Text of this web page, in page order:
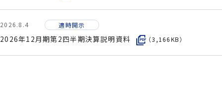
2026.8.4 適時開示
2026年12月期第2四半期決算説明資料 （3,166KB）